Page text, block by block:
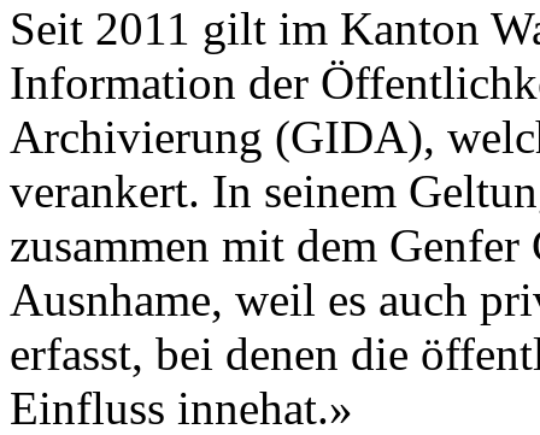
Seit 2011 gilt im Kanton
Information der
Archivierung (GIDA),
verankert. In seinem
zusammen mit dem Genfer
Ausnhame, weil es auch
erfasst, bei denen die
Einfluss innehat.»